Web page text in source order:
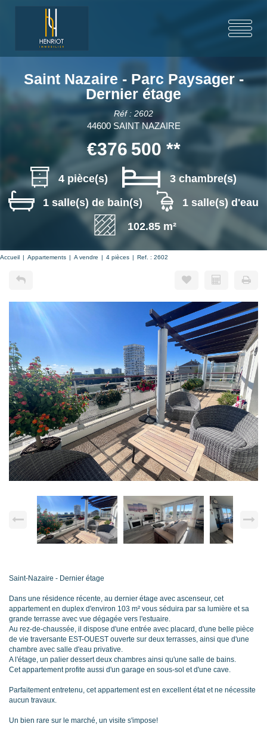
Saint Nazaire - Parc Paysager -
Dernier étage
Réf : 2602
44600 SAINT NAZAIRE
€376 500 **
4 pièce(s)
3 chambre(s)
1 salle(s) de bain(s)
1 salle(s) d'eau
102.85 m²
Accueil Appartements A vendre 4 pièces Ref. : 2602
Saint-Nazaire - Dernier étage
Dans une résidence récente, au dernier étage avec ascenseur, cet
appartement en duplex d'environ 103 m² vous séduira par sa lumière et sa
grande terrasse avec vue dégagée vers l'estuaire.
Au rez-de-chaussée, il dispose d'une entrée avec placard, d'une belle pièce
de vie traversante EST-OUEST ouverte sur deux terrasses, ainsi que d'une
chambre avec salle d'eau privative.
A l'étage, un palier dessert deux chambres ainsi qu'une salle de bains.
Cet appartement profite aussi d'un garage en sous-sol et d'une cave.
Parfaitement entretenu, cet appartement est en excellent état et ne nécessite
aucun travaux.
Un bien rare sur le marché, un visite s'impose!